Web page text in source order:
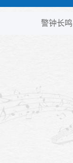
警钟长鸣